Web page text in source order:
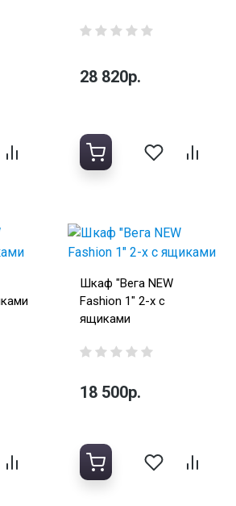
28 820р.
Шкаф "Вега NEW
Fashion 1" 2-х с
ящиками
18 500р.